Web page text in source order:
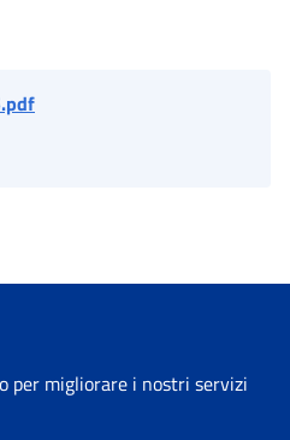
per migliorare i nostri servizi